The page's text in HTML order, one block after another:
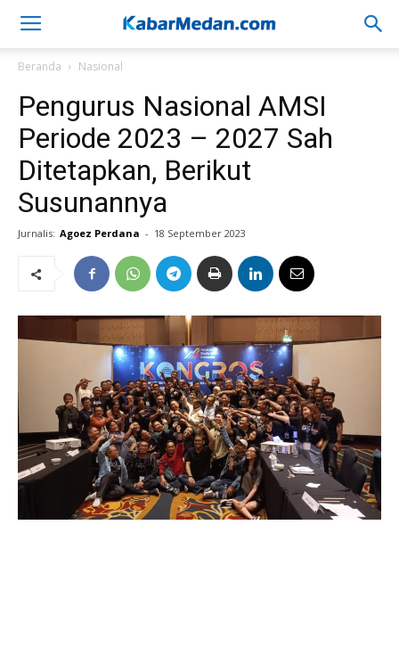
Beranda Nasional
Pengurus Nasional AMSI
Periode 2023 – 2027 Sah
Ditetapkan, Berikut
Susunannya
Jurnalis: Agoez Perdana - 18 September 2023